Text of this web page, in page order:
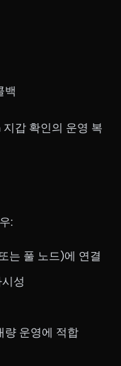
백
갑 확인의 운영 복
:
는 풀 노드)에 연결
성
량 운영에 적합